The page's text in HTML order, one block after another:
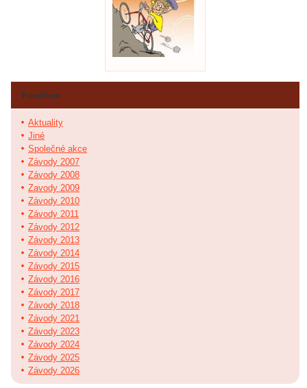
Fotoalbum
Aktuality
Jiné
Společné akce
Závody 2007
Závody 2008
Zavody 2009
Závody 2010
Závody 2011
Závody 2012
Závody 2013
Závody 2014
Závody 2015
Závody 2016
Závody 2017
Závody 2018
Závody 2021
Závody 2023
Závody 2024
Závody 2025
Závody 2026